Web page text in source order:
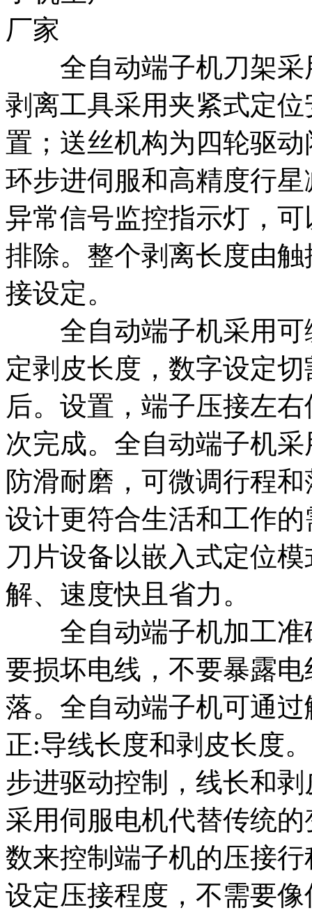
全自动端子机刀架采
剥离工具采用夹紧式定
置；送丝机构为四轮驱
环步进伺服和高精度行
异常信号监控指示灯，
排除。整个剥离长度由
接设定。
全自动端子机采用可
定剥皮长度，数字设定
后。设置，端子压接左
次完成。全自动端子机
防滑耐磨，可微调行程
设计更符合生活和工作
刀片设备以嵌入式定位
解、速度快且省力。
全自动端子机加工准
要损坏电线，不要暴露
落。全自动端子机可通
正:导线长度和剥皮长度
步进驱动控制，线长和
采用伺服电机代替传统
数来控制端子机的压接
设定压接程度，不需要